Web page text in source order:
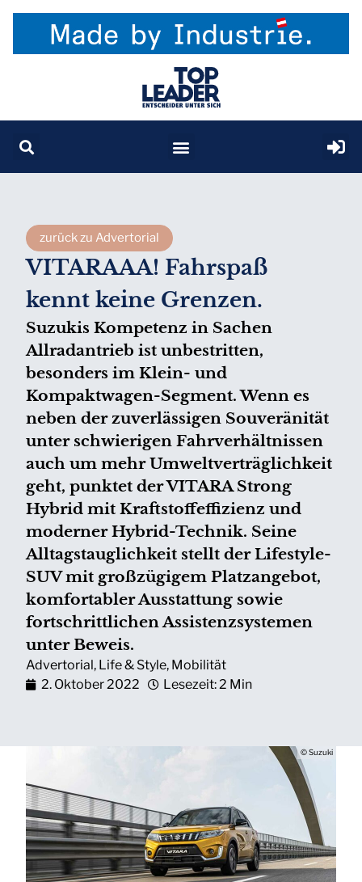
zurück zu Advertorial
VITARAAA! Fahrspaß
kennt keine Grenzen.
Suzukis Kompetenz in Sachen
Allradantrieb ist unbestritten,
besonders im Klein- und
Kompaktwagen-Segment. Wenn es
neben der zuverlässigen Souveränität
unter schwierigen Fahrverhältnissen
auch um mehr Umweltverträglichkeit
geht, punktet der VITARA Strong
Hybrid mit Kraftstoffeffizienz und
moderner Hybrid-Technik. Seine
Alltagstauglichkeit stellt der Lifestyle-
SUV mit großzügigem Platzangebot,
komfortabler Ausstattung sowie
fortschrittlichen Assistenzsystemen
unter Beweis.
Advertorial, Life & Style, Mobilität
2. Oktober 2022
Lesezeit: 2 Min
© Suzuki